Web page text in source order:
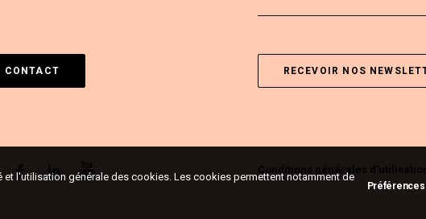
CONTACT RECEVOIR NOS
Conditions générales
l'utilisation générale des cookies. Les cookies permettent notamment de